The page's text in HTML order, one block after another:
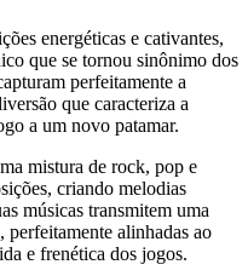
energéticas e cativantes,
que se tornou sinônimo dos
perfeitamente a
que caracteriza a
a um novo patamar.
mistura de rock, pop e
criando melodias
músicas transmitem uma
perfeitamente alinhadas ao
e frenética dos jogos.